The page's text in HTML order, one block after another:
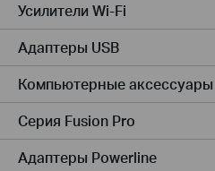
Усилители Wi-Fi
Адаптеры USB
Компьютерные аксессуары
Серия Fusion Pro
Адаптеры Powerline